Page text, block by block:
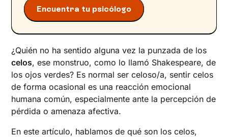
Encuentra tu psicólogo
¿Quién no ha sentido alguna vez la punzada de los
celos, ese monstruo, como lo llamó Shakespeare, de
los ojos verdes? Es normal ser celoso/a, sentir celos
de forma ocasional es una reacción emocional
humana común, especialmente ante la percepción de
pérdida o amenaza afectiva.
En este artículo, hablamos de qué son los celos,